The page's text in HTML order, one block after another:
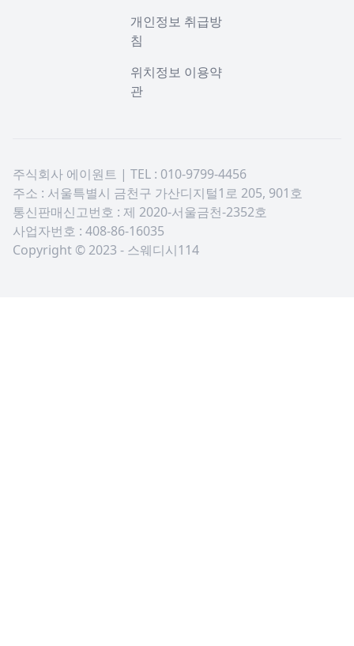
개인정보 취급방
침
위치정보 이용약
관
주식회사 에이원트 | TEL : 010-9799-4456
주소 : 서울특별시 금천구 가산디지털1로 205, 901호
통신판매신고번호 : 제 2020-서울금천-2352호
사업자번호 : 408-86-16035
Copyright © 2023 - 스웨디시114